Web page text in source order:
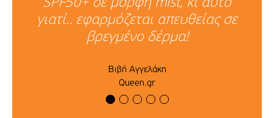
γιατί.. εφαρμόζεται απευθείας σε
βρεγμένο δέρμα!
Βιβή Αγγελάκη
Queen.gr